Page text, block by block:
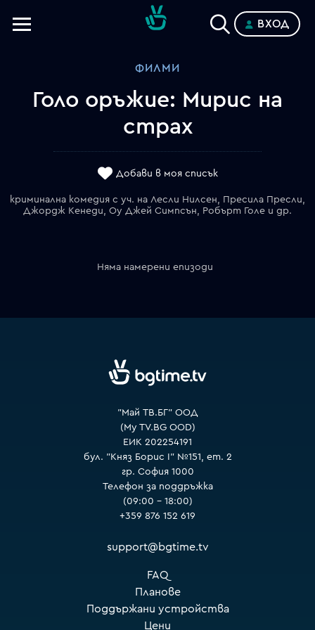
ВХОД
ФИЛМИ
Голо оръжие: Мирис на
страх
Добави в моя списък
криминална комедия с уч. на Лесли Нилсен, Пресила Пресли,
Джордж Кенеди, Оу Джей Симпсън, Робърт Голе и др.
Няма намерени епизоди
"Май ТВ.БГ" ООД
(My TV.BG OOD)
ЕИК 202254191
бул. "Княз Борис I" №151, ет. 2
гр. София 1000
Телефон за поддръжка
(09:00 – 18:00)
+359 876 152 619
support@bgtime.tv
FAQ
Планове
Поддържани устройства
Цени